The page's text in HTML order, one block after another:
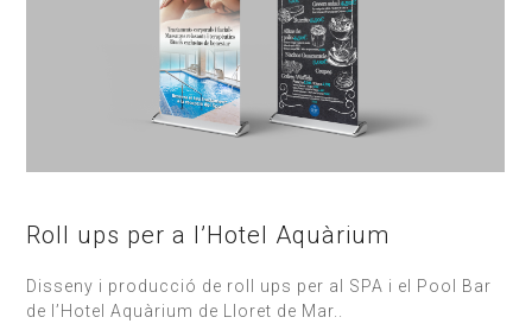
Roll ups per a l’Hotel Aquàrium
Disseny i producció de roll ups per al SPA i el Pool Bar
de l’Hotel Aquàrium de Lloret de Mar..